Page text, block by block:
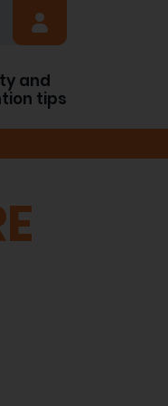
and
tips